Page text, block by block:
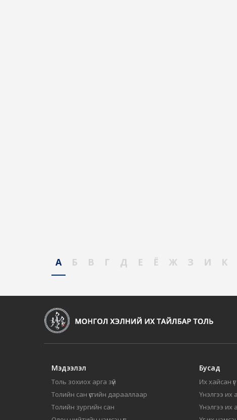
А Б В Г Д Е Ё Ж З И К
Мэдээлэл
Толь зохиох арга зүй
Толийн сан үсгийн дарааллаар
Толийн зургийн сан
Бусад
Их хайсан үг
Үнэлгээ их
Үнэлгээ их